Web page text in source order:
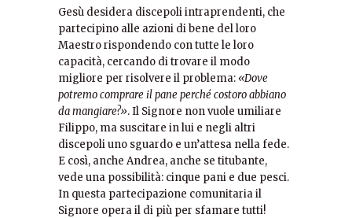
Gesù desidera discepoli intraprendenti, che
partecipino alle azioni di bene del loro
Maestro rispondendo con tutte le loro
capacità, cercando di trovare il modo
migliore per risolvere il problema:«Dove
potremo comprare il pane perché costoro abbiano
da mangiare?». Il Signore non vuole umiliare
Filippo, ma suscitare in lui e negli altri
discepoli uno sguardo e un’attesa nella fede.
E così, anche Andrea, anche se titubante,
vede una possibilità: cinque pani e due pesci.
In questa partecipazione comunitaria il
Signore opera il di più per sfamare tutti!